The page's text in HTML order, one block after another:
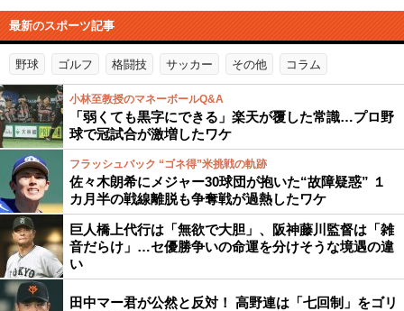
最新のスポーツ記事
野球 ゴルフ 格闘技 サッカー その他 コラム
小林至教授のマネーボールQ&A
「弱くても黒字にできる」楽天が覆した常識…プロ野
球で冠試合が激増したワケ
フラッシュバック “ゴネ得”米挑戦の軌跡
佐々木朗希にメジャー30球団が抱いた“故障疑惑” １
カ月半の戦線離脱も争奪戦が過熱したワケ
巨人橋上代行は「無欲で大胆」、阪神藤川監督は「雑
音だらけ」…セ優勝争いの命運を分けそうな境遇の違
い
田中マー君が公然と反対！ 高野連は「七回制」をゴリ